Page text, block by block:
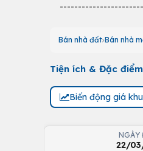
Bán nhà đất Bán nhà
Tiện ích & Đặc điểm
Biến động giá
NGÀY
22/